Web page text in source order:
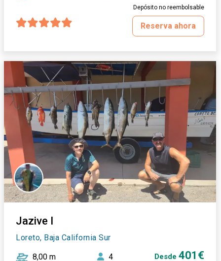
Depósito no reembolsable
Reserva ahora
Jazive I
Loreto, Baja California Sur
8,00 m 4 Desde 401€